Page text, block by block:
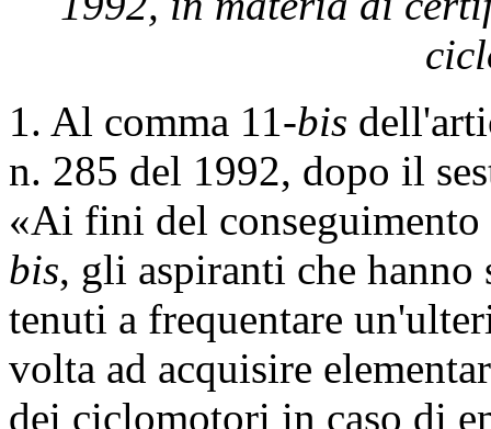
1. Al comma 11-bis
n. 285 del 1992, dopo il
«Ai fini del
bis, gli aspiranti che hanno
tenuti a frequentare
volta ad acquisire
dei ciclomotori in caso di